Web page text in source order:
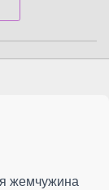
жемчужина